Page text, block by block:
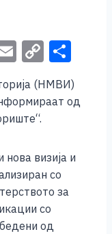
E
m
ai
l
C
o
p
n
k
h
ar
e
(НМВИ)
од
нова визија и
со
за
со
од